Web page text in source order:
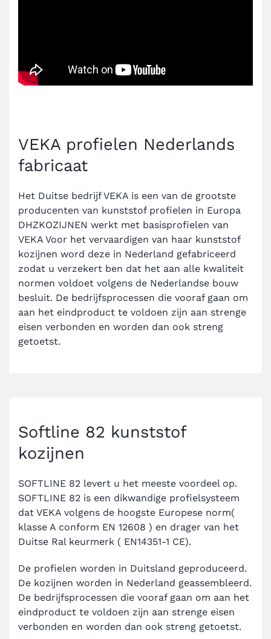
VEKA profielen Nederlands
fabricaat
Het Duitse bedrijf VEKA is een van de grootste
producenten van kunststof profielen in Europa
DHZKOZIJNEN werkt met basisprofielen van
VEKA Voor het vervaardigen van haar kunststof
kozijnen word deze in Nederland gefabriceerd
zodat u verzekert ben dat het aan alle kwaliteit
normen voldoet volgens de Nederlandse bouw
besluit. De bedrijfsprocessen die vooraf gaan om
aan het eindproduct te voldoen zijn aan strenge
eisen verbonden en worden dan ook streng
getoetst.
Softline 82 kunststof
kozijnen
SOFTLINE 82 levert u het meeste voordeel op.
SOFTLINE 82 is een dikwandige profielsysteem
dat VEKA volgens de hoogste Europese norm(
klasse A conform EN 12608 ) en drager van het
Duitse Ral keurmerk ( EN14351-1 CE).
De profielen worden in Duitsland geproduceerd.
De kozijnen worden in Nederland geassembleerd.
De bedrijfsprocessen die vooraf gaan om aan het
eindproduct te voldoen zijn aan strenge eisen
verbonden en worden dan ook streng getoetst.